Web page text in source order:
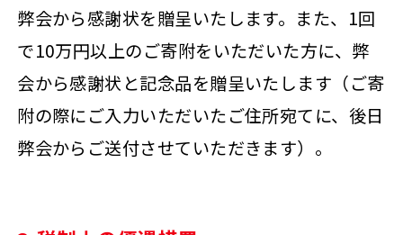
弊会から感謝状を贈呈いたします。また、1回
で10万円以上のご寄附をいただいた方に、弊
会から感謝状と記念品を贈呈いたします（ご寄
附の際にご入力いただいたご住所宛てに、後日
弊会からご送付させていただきます）。